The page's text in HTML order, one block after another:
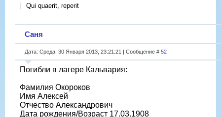
Qui quaerit, reperit
Саня
Дата: Среда, 30 Января 2013, 23:21:21 | Сообщение # 52
Погибли в лагере Кальвария:
Фамилия Окороков
Имя Алексей
Отчество Александрович
Дата рождения/Возраст 17.03.1908